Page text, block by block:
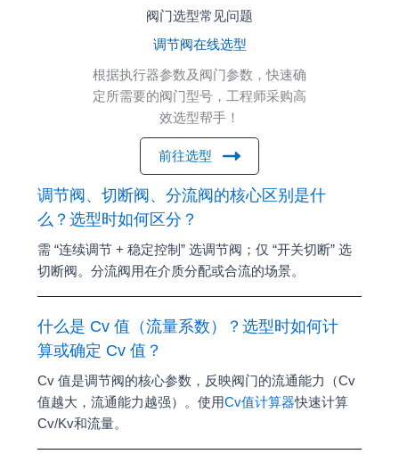
阀门选型常见问题
调节阀在线选型
根据执行器参数及阀门参数，快速确
定所需要的阀门型号，工程师采购高
效选型帮手！
前往选型
调节阀、切断阀、分流阀的核心区别是什
么？选型时如何区分？
需 “连续调节 + 稳定控制” 选调节阀；仅 “开关切断” 选
切断阀。分流阀用在介质分配或合流的场景。
什么是 Cv 值（流量系数）？选型时如何计
算或确定 Cv 值？
Cv 值是调节阀的核心参数，反映阀门的流通能力（Cv
值越大，流通能力越强）。使用Cv值计算器快速计算
Cv/Kv和流量。